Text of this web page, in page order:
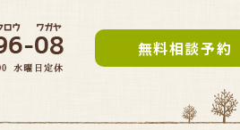
無料相談予約